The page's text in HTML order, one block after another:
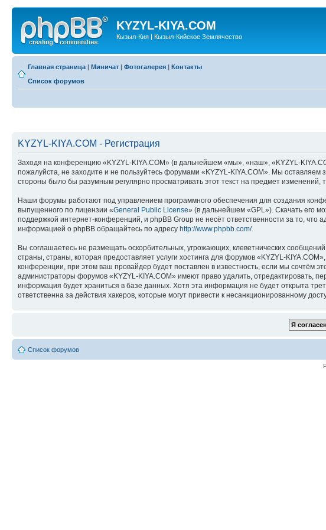
KYZYL-KIYA.COM
Кызыл-Кия | Кызыл-Кийское Землячество
Главная страница | Миничат | Фотогалерея | Контакты
Список форумов
KYZYL-KIYA.COM - Регистрация
Заходя на конференцию «KYZYL-KIYA.COM» (в дальнейшем «мы», «наш», «KYZYL-
пожалуйста, не заходите и не пользуйтесь форумами «KYZYL-KIYA.COM». Мы
стороны было бы разумным регулярно просматривать этот текст на предмет изменений,
Наши форумы работают под управлением программного обеспечения для создания
выпущенного по лицензии «General Public License» (в дальнейшем «GPL»). Скачать его
поддержкой интернет-конференций, и phpBB Group не несёт ответственности за то,
информацией о phpBB обращайтесь по адресу http://www.phpbb.com/.
Вы соглашаетесь не размещать оскорбительных, угрожающих, клеветнических
страны, страны, которая предоставляет услуги хостинга для форумов «KYZYL-
конференции, при этом ваш провайдер будет поставлен в известность, если мы сочтём
администраторы форумов «KYZYL-KIYA.COM» имеют право удалить, отредактировать,
информация будет храниться в базе данных. Хотя эта информация не будет открыта
ответственна за действия хакеров, которые могут привести к несанкционированному
Список форумов